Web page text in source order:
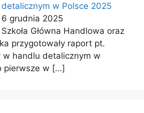
detalicznym w Polsce 2025
6 grudnia 2025
Szkoła Główna Handlowa oraz
przygotowały raport pt.
w handlu detalicznym w
pierwsze w […]